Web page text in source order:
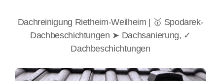
Dachreinigung Rietheim-Weilheim | 🥇 Spodarek-
Dachbeschichtungen ➤ Dachsanierung, ✓
Dachbeschichtungen